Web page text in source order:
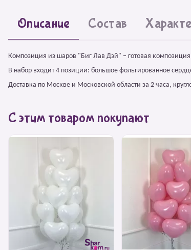
Описание Состав
Композиция из шаров "Биг Лав Дэй" – готовая
В набор входит 4 позиции: большое фольгированное
Доставка по Москве и Московской области за 2 часа,
С этим товаром покупают